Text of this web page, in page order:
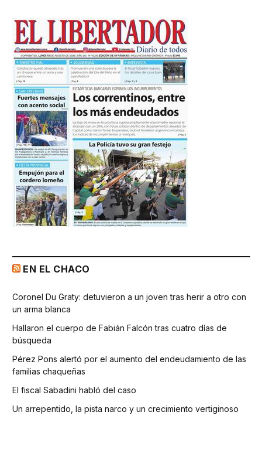
EN EL CHACO
Coronel Du Graty: detuvieron a un joven tras herir a otro con
un arma blanca
Hallaron el cuerpo de Fabián Falcón tras cuatro días de
búsqueda
Pérez Pons alertó por el aumento del endeudamiento de las
familias chaqueñas
El fiscal Sabadini habló del caso
Un arrepentido, la pista narco y un crecimiento vertiginoso